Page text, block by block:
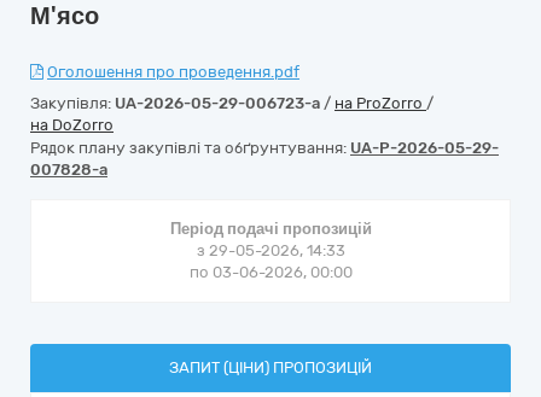
М'ясо
Оголошення про проведення.pdf
Закупівля: UA-2026-05-29-006723-a / на ProZorro /
на DoZorro
Рядок плану закупівлі та обґрунтування: UA-P-2026-05-29-
007828-a
Період подачі пропозицій
з 29-05-2026, 14:33
по 03-06-2026, 00:00
ЗАПИТ (ЦІНИ) ПРОПОЗИЦІЙ